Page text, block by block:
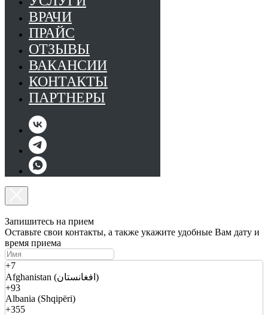
ВРАЧИ
ПРАЙС
ОТЗЫВЫ
ВАКАНСИИ
КОНТАКТЫ
ПАРТНЕРЫ
Запишитесь на прием
Оставьте свои контакты, а также укажите удобные Вам дату и
время приема
+7
Afghanistan (افغانستان)
+93
Albania (Shqipëri)
+355